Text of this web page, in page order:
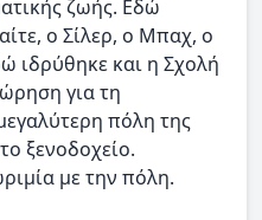
ζωής. Εδώ
ο Σίλερ, ο Μπαχ, ο
ιδρύθηκε και η Σχολή
για τη
πόλη της
ξενοδοχείο.
με την πόλη.